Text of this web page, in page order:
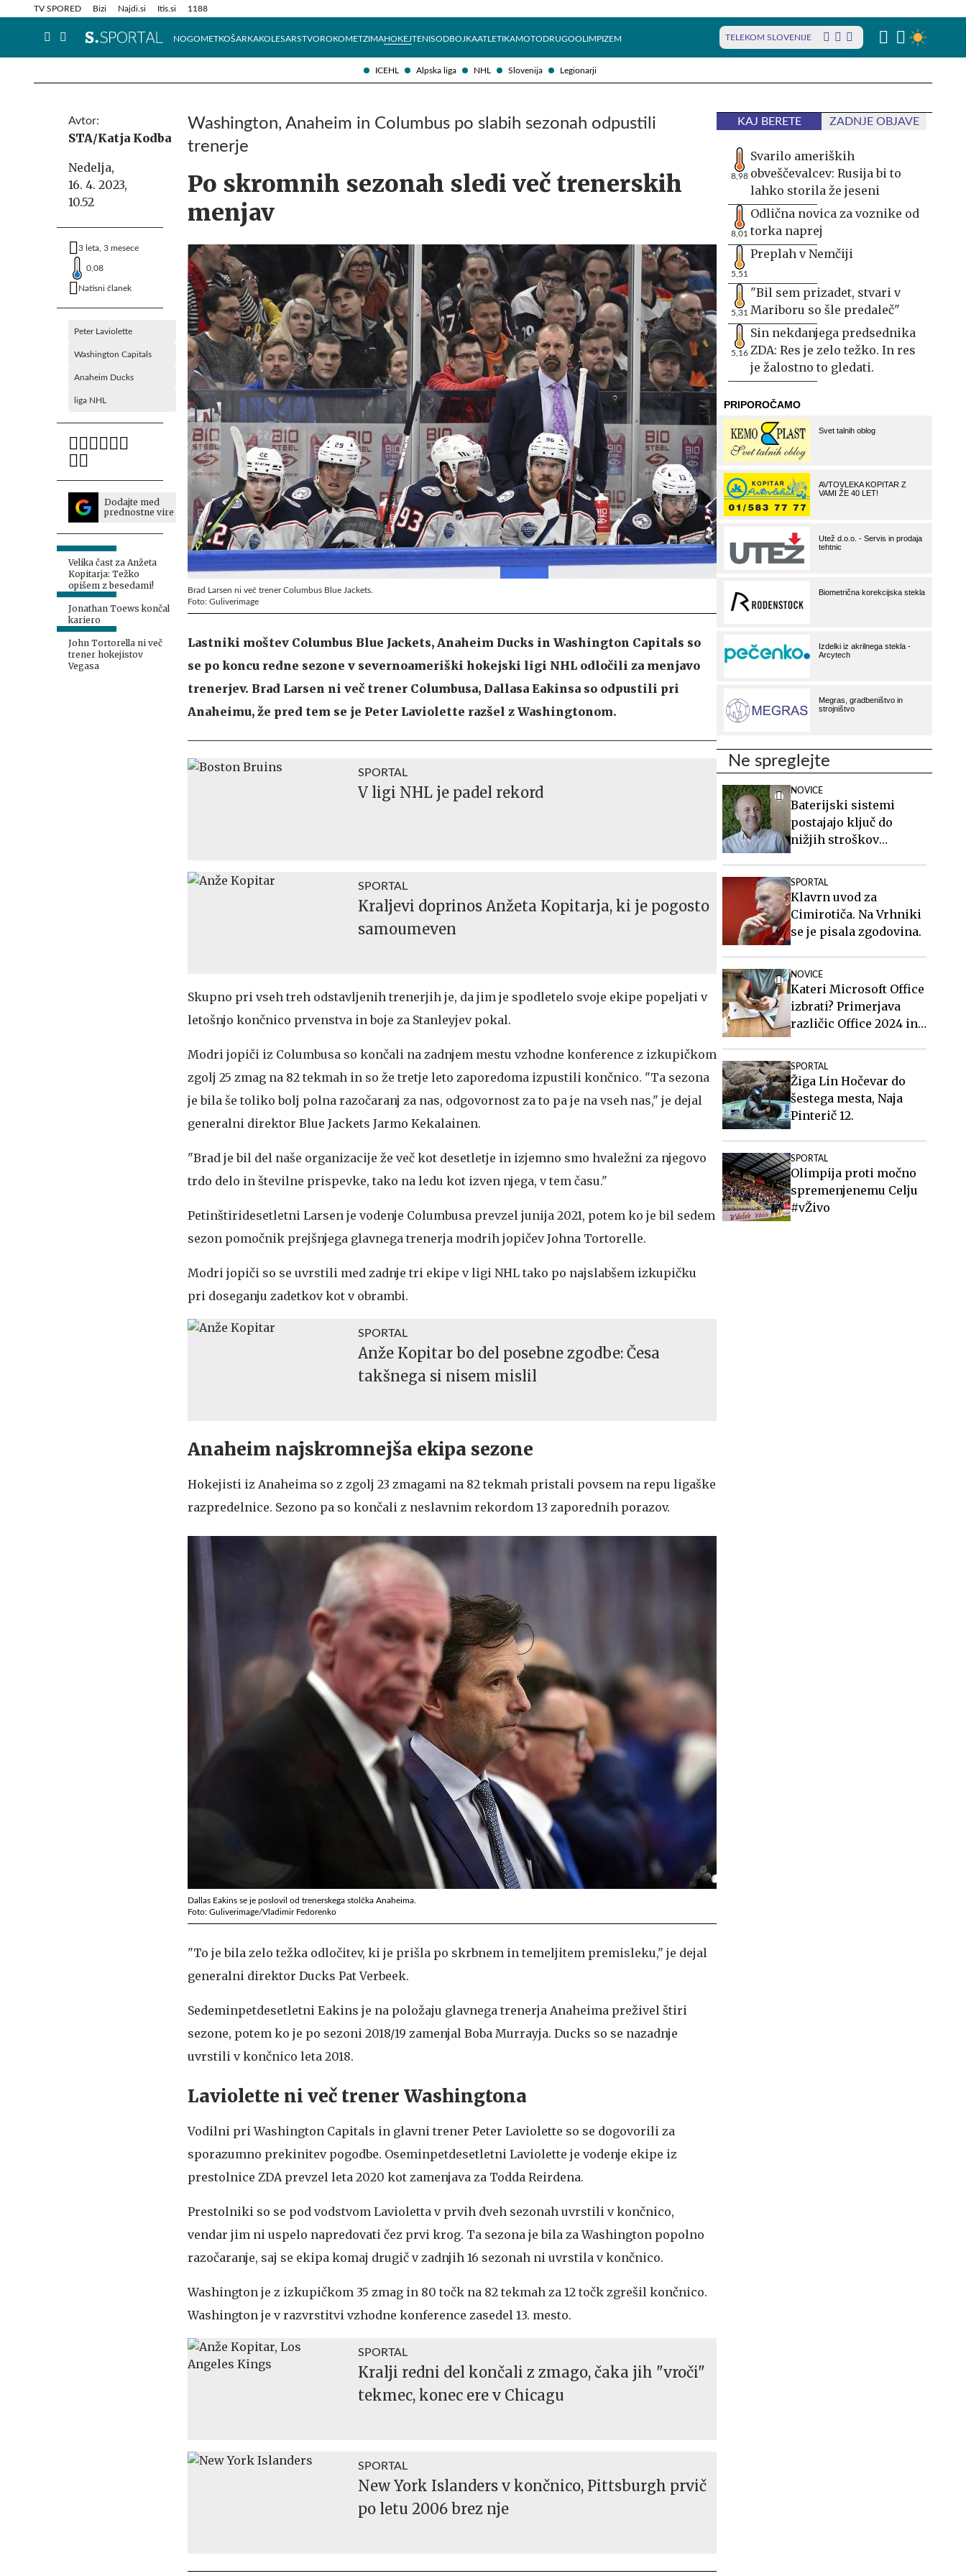
ICEHL Alpska liga NHL Slovenija Legionarji
TV SPORED Bizi Najdi.si Itis.si 1188
NOGOMETKOŠARKAKOLESARSTVOROKOMETZIMAHOKEJTENISODBOJKAATLETIKAMOTODRUGOOLIMPIZEM TELEKOM SLOVENIJE
Info in obvestila Tehnik
Avtor:
STA/Katja Kodba
Nedelja,
16. 4. 2023,
10.52
3 leta, 3 mesece
0,08
Natisni članek
Peter Laviolette
Washington Capitals
Anaheim Ducks
liga NHL
Dodajte med
prednostne vire
Velika čast za Anžeta
Kopitarja: Težko
opišem z besedami!
Jonathan Toews končal
kariero
John Tortorella ni več
trener hokejistov
Vegasa
Washington, Anaheim in Columbus po slabih sezonah odpustili
trenerje
Po skromnih sezonah sledi več trenerskih
menjav
Brad Larsen ni več trener Columbus Blue Jackets.
Foto: Guliverimage
Lastniki moštev Columbus Blue Jackets, Anaheim Ducks in Washington Capitals so
se po koncu redne sezone v severnoameriški hokejski ligi NHL odločili za menjavo
trenerjev. Brad Larsen ni več trener Columbusa, Dallasa Eakinsa so odpustili pri
Anaheimu, že pred tem se je Peter Laviolette razšel z Washingtonom.
SPORTAL
V ligi NHL je padel rekord
SPORTAL
Kraljevi doprinos Anžeta Kopitarja, ki je pogosto
samoumeven
Skupno pri vseh treh odstavljenih trenerjih je, da jim je spodletelo svoje ekipe popeljati v
letošnjo končnico prvenstva in boje za Stanleyjev pokal.
Modri jopiči iz Columbusa so končali na zadnjem mestu vzhodne konference z izkupičkom
zgolj 25 zmag na 82 tekmah in so že tretje leto zaporedoma izpustili končnico. "Ta sezona
je bila še toliko bolj polna razočaranj za nas, odgovornost za to pa je na vseh nas," je dejal
generalni direktor Blue Jackets Jarmo Kekalainen.
"Brad je bil del naše organizacije že več kot desetletje in izjemno smo hvaležni za njegovo
trdo delo in številne prispevke, tako na ledu kot izven njega, v tem času."
Petinštiridesetletni Larsen je vodenje Columbusa prevzel junija 2021, potem ko je bil sedem
sezon pomočnik prejšnjega glavnega trenerja modrih jopičev Johna Tortorelle.
Modri jopiči so se uvrstili med zadnje tri ekipe v ligi NHL tako po najslabšem izkupičku
pri doseganju zadetkov kot v obrambi.
SPORTAL
Anže Kopitar bo del posebne zgodbe: Česa
takšnega si nisem mislil
Anaheim najskromnejša ekipa sezone
Hokejisti iz Anaheima so z zgolj 23 zmagami na 82 tekmah pristali povsem na repu ligaške
razpredelnice. Sezono pa so končali z neslavnim rekordom 13 zaporednih porazov.
Dallas Eakins se je poslovil od trenerskega stolčka Anaheima.
Foto: Guliverimage/Vladimir Fedorenko
"To je bila zelo težka odločitev, ki je prišla po skrbnem in temeljitem premisleku," je dejal
generalni direktor Ducks Pat Verbeek.
Sedeminpetdesetletni Eakins je na položaju glavnega trenerja Anaheima preživel štiri
sezone, potem ko je po sezoni 2018/19 zamenjal Boba Murrayja. Ducks so se nazadnje
uvrstili v končnico leta 2018.
Laviolette ni več trener Washingtona
Vodilni pri Washington Capitals in glavni trener Peter Laviolette so se dogovorili za
sporazumno prekinitev pogodbe. Oseminpetdesetletni Laviolette je vodenje ekipe iz
prestolnice ZDA prevzel leta 2020 kot zamenjava za Todda Reirdena.
Prestolniki so se pod vodstvom Lavioletta v prvih dveh sezonah uvrstili v končnico,
vendar jim ni uspelo napredovati čez prvi krog. Ta sezona je bila za Washington popolno
razočaranje, saj se ekipa komaj drugič v zadnjih 16 sezonah ni uvrstila v končnico.
Washington je z izkupičkom 35 zmag in 80 točk na 82 tekmah za 12 točk zgrešil končnico.
Washington je v razvrstitvi vzhodne konference zasedel 13. mesto.
SPORTAL
Kralji redni del končali z zmago, čaka jih "vroči"
tekmec, konec ere v Chicagu
SPORTAL
New York Islanders v končnico, Pittsburgh prvič
po letu 2006 brez nje
KAJ BERETE ZADNJE OBJAVE
8,98
Svarilo ameriških
obveščevalcev: Rusija bi to
lahko storila že jeseni
8,01
Odlična novica za voznike od
torka naprej
5,51
Preplah v Nemčiji
5,31
"Bil sem prizadet, stvari v
Mariboru so šle predaleč"
5,16
Sin nekdanjega predsednika
ZDA: Res je zelo težko. In res
je žalostno to gledati.
Ne spreglejte
NOVICE
Baterijski sistemi
postajajo ključ do
nižjih stroškov
SPORTAL
Klavrn uvod za
Cimirotiča. Na Vrhniki
se je pisala zgodovina.
NOVICE
Kateri Microsoft Office
izbrati? Primerjava
različic Office 2024 in
SPORTAL
Žiga Lin Hočevar do
šestega mesta, Naja
Pinterič 12.
SPORTAL
Olimpija proti močno
spremenjenemu Celju
#vŽivo